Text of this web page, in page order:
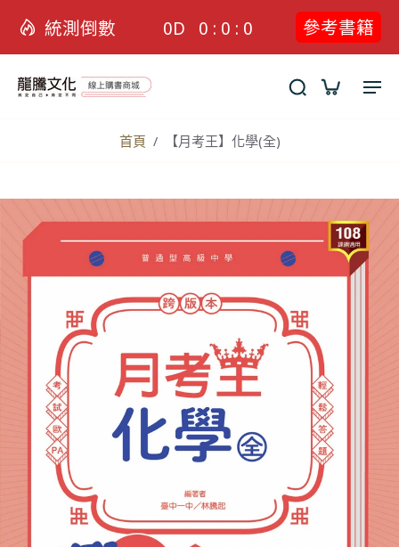
統測倒數 0D 0 : 0 : 0 參考書籍
首頁 / 【月考王】化學(全)